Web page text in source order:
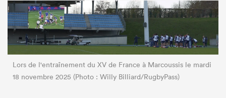
Lors de l'entraînement du XV de France à Marcoussis le mardi
18 novembre 2025 (Photo : Willy Billiard/RugbyPass)